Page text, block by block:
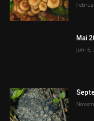
Mai
Juni 6,